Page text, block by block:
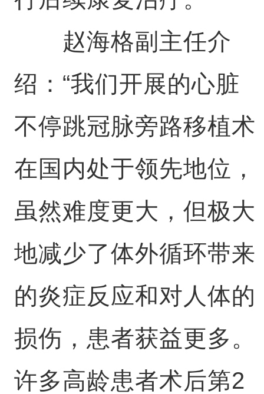
赵海格副主任介
绍：“我们开展的心脏
不停跳冠脉旁路移植术
在国内处于领先地位，
虽然难度更大，但极大
地减少了体外循环带来
的炎症反应和对人体的
损伤，患者获益更多。
许多高龄患者术后第2